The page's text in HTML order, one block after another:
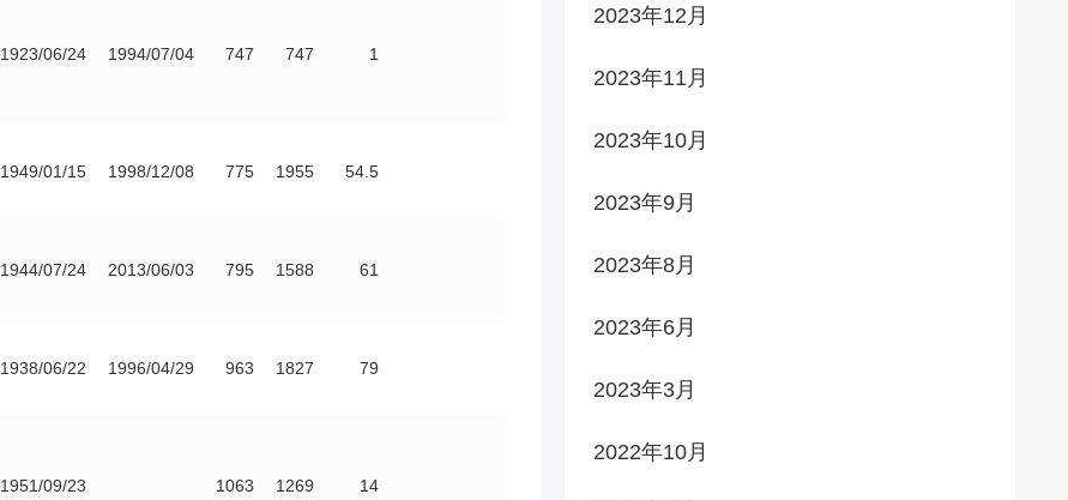
1923/06/24 1994/07/04 747 747 1
1949/01/15 1998/12/08 775 1955 54.5
1944/07/24 2013/06/03 795 1588 61
1938/06/22 1996/04/29 963 1827 79
1951/09/23 1063 1269 14
2023年12月
2023年11月
2023年10月
2023年9月
2023年8月
2023年6月
2023年3月
2022年10月